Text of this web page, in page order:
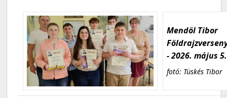
Mendöl Tibor
- 2026. május 5.
fotó: Tüskés Tibor